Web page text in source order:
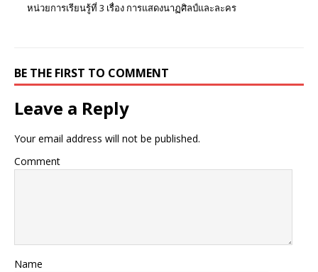
หน่วยการเรียนรู้ที่ 3 เรื่อง การแสดงนาฏศิลป์และละคร
BE THE FIRST TO COMMENT
Leave a Reply
Your email address will not be published.
Comment
Name